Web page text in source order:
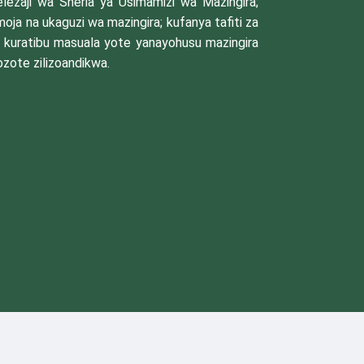
na ukaguzi wa mazingira; kufanya tafiti za
masuala yote yanayohusu mazingira
zilizoandikwa.